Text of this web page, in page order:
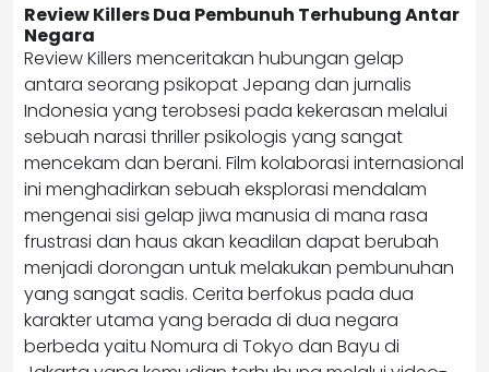
Review Killers Dua Pembunuh Terhubung Antar
Negara
Review Killers menceritakan hubungan gelap
antara seorang psikopat Jepang dan jurnalis
Indonesia yang terobsesi pada kekerasan melalui
sebuah narasi thriller psikologis yang sangat
mencekam dan berani. Film kolaborasi internasional
ini menghadirkan sebuah eksplorasi mendalam
mengenai sisi gelap jiwa manusia di mana rasa
frustrasi dan haus akan keadilan dapat berubah
menjadi dorongan untuk melakukan pembunuhan
yang sangat sadis. Cerita berfokus pada dua
karakter utama yang berada di dua negara
berbeda yaitu Nomura di Tokyo dan Bayu di